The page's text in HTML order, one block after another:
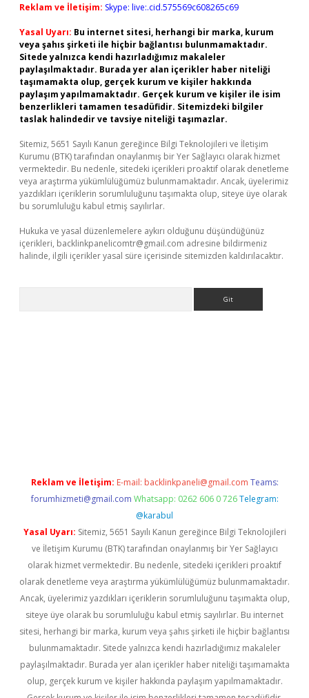
Reklam ve İletişim: Skype: live:.cid.575569c608265c69
Yasal Uyarı: Bu internet sitesi, herhangi bir marka, kurum
veya şahıs şirketi ile hiçbir bağlantısı bulunmamaktadır.
Sitede yalnızca kendi hazırladığımız makaleler
paylaşılmaktadır. Burada yer alan içerikler haber niteliği
taşımamakta olup, gerçek kurum ve kişiler hakkında
paylaşım yapılmamaktadır. Gerçek kurum ve kişiler ile isim
benzerlikleri tamamen tesadüfidir. Sitemizdeki bilgiler
taslak halindedir ve tavsiye niteliği taşımazlar.
Sitemiz, 5651 Sayılı Kanun gereğince Bilgi Teknolojileri ve İletişim
Kurumu (BTK) tarafından onaylanmış bir Yer Sağlayıcı olarak hizmet
vermektedir. Bu nedenle, sitedeki içerikleri proaktif olarak denetleme
veya araştırma yükümlülüğümüz bulunmamaktadır. Ancak, üyelerimiz
yazdıkları içeriklerin sorumluluğunu taşımakta olup, siteye üye olarak
bu sorumluluğu kabul etmiş sayılırlar.
Hukuka ve yasal düzenlemelere aykırı olduğunu düşündüğünüz
içerikleri, backlinkpanelicomtr@gmail.com adresine bildirmeniz
halinde, ilgili içerikler yasal süre içerisinde sitemizden kaldırılacaktır.
Reklam ve İletişim: E-mail: backlinkpaneli@gmail.com Teams:
forumhizmeti@gmail.com Whatsapp: 0262 606 0 726 Telegram:
@karabul
Yasal Uyarı: Sitemiz, 5651 Sayılı Kanun gereğince Bilgi Teknolojileri
ve İletişim Kurumu (BTK) tarafından onaylanmış bir Yer Sağlayıcı
olarak hizmet vermektedir. Bu nedenle, sitedeki içerikleri proaktif
olarak denetleme veya araştırma yükümlülüğümüz bulunmamaktadır.
Ancak, üyelerimiz yazdıkları içeriklerin sorumluluğunu taşımakta olup,
siteye üye olarak bu sorumluluğu kabul etmiş sayılırlar. Bu internet
sitesi, herhangi bir marka, kurum veya şahıs şirketi ile hiçbir bağlantısı
bulunmamaktadır. Sitede yalnızca kendi hazırladığımız makaleler
paylaşılmaktadır. Burada yer alan içerikler haber niteliği taşımamakta
olup, gerçek kurum ve kişiler hakkında paylaşım yapılmamaktadır.